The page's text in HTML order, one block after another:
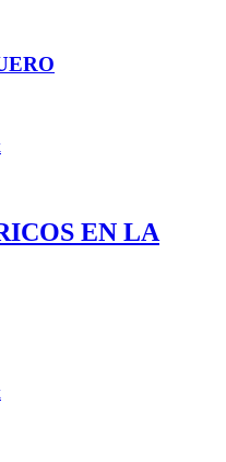
EN LA